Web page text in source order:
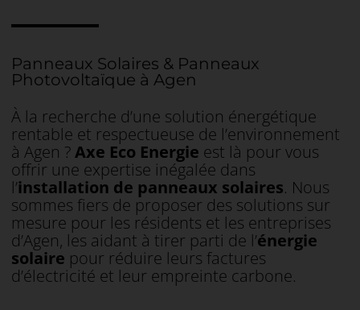
Panneaux Solaires & Panneaux
Photovoltaïque à Agen
À la recherche d’une solution énergétique
rentable et respectueuse de l’environnement
à Agen ?Axe Eco Energie est là pour vous
offrir une expertise inégalée dans
l’installation de panneaux solaires. Nous
sommes fiers de proposer des solutions sur
mesure pour les résidents et les entreprises
d’Agen, les aidant à tirer parti de l’énergie
solaire pour réduire leurs factures
d’électricité et leur empreinte carbone.